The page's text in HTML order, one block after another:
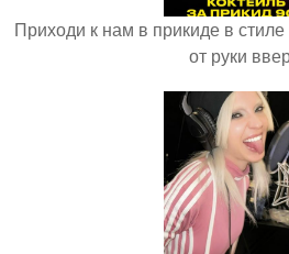
Приходи к нам в прикиде в
от руки